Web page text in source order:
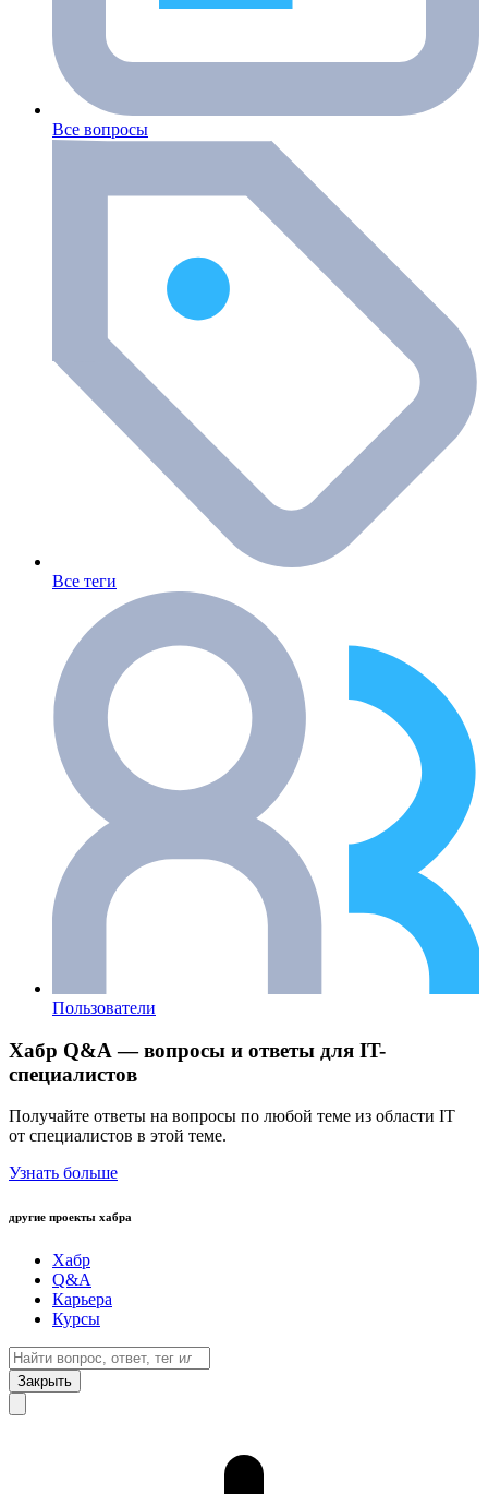
Все вопросы
Все теги
Пользователи
Хабр Q&A — вопросы и ответы для IT-
специалистов
Получайте ответы на вопросы по любой теме из области IT
от специалистов в этой теме.
Узнать больше
другие проекты хабра
Хабр
Q&A
Карьера
Курсы
Закрыть